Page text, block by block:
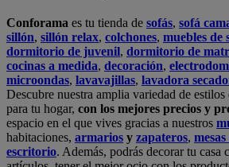
Conforama es tu tienda de sofás, sofá
sillón, sillón relax, colchones, muebles de
dormitorio de juvenil, dormitorio de
cocinas a medida, decoración,
microondas, lavavajillas, lavadora
Descubre nuestra amplia variedad de
para tu hogar, con los mejores precios y
espacio en el que vives gracias a nuestros
habitaciones, armarios y zapateros,
escritorio. Además, podrás decorar tu casa